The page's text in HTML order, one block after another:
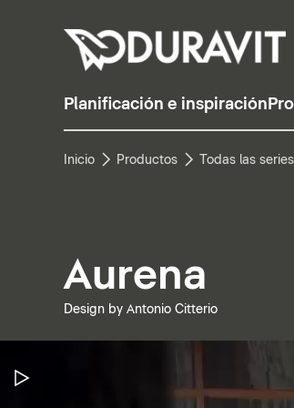
Planificación e inspiración
Inicio Productos Todas las series
Aurena
Design by Antonio Citterio
Pausar vídeo